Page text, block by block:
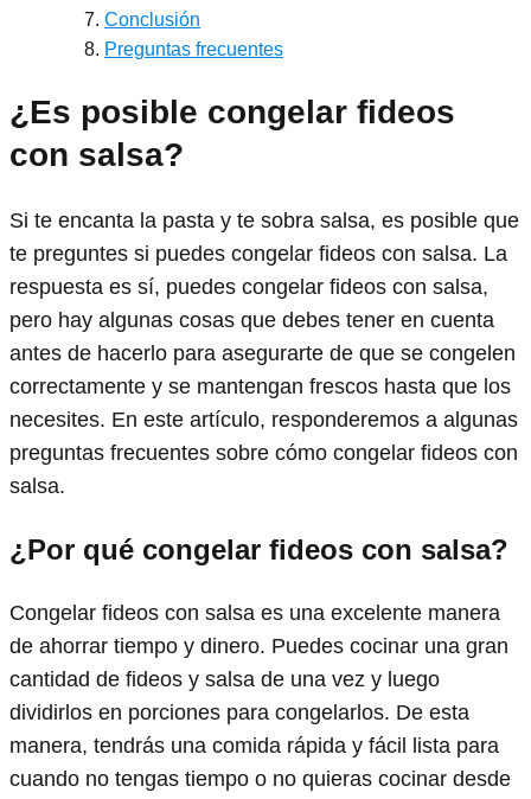
Conclusión
Preguntas frecuentes
¿Es posible congelar fideos
con salsa?
Si te encanta la pasta y te sobra salsa, es posible que
te preguntes si puedes congelar fideos con salsa. La
respuesta es sí, puedes congelar fideos con salsa,
pero hay algunas cosas que debes tener en cuenta
antes de hacerlo para asegurarte de que se congelen
correctamente y se mantengan frescos hasta que los
necesites. En este artículo, responderemos a algunas
preguntas frecuentes sobre cómo congelar fideos con
salsa.
¿Por qué congelar fideos con salsa?
Congelar fideos con salsa es una excelente manera
de ahorrar tiempo y dinero. Puedes cocinar una gran
cantidad de fideos y salsa de una vez y luego
dividirlos en porciones para congelarlos. De esta
manera, tendrás una comida rápida y fácil lista para
cuando no tengas tiempo o no quieras cocinar desde